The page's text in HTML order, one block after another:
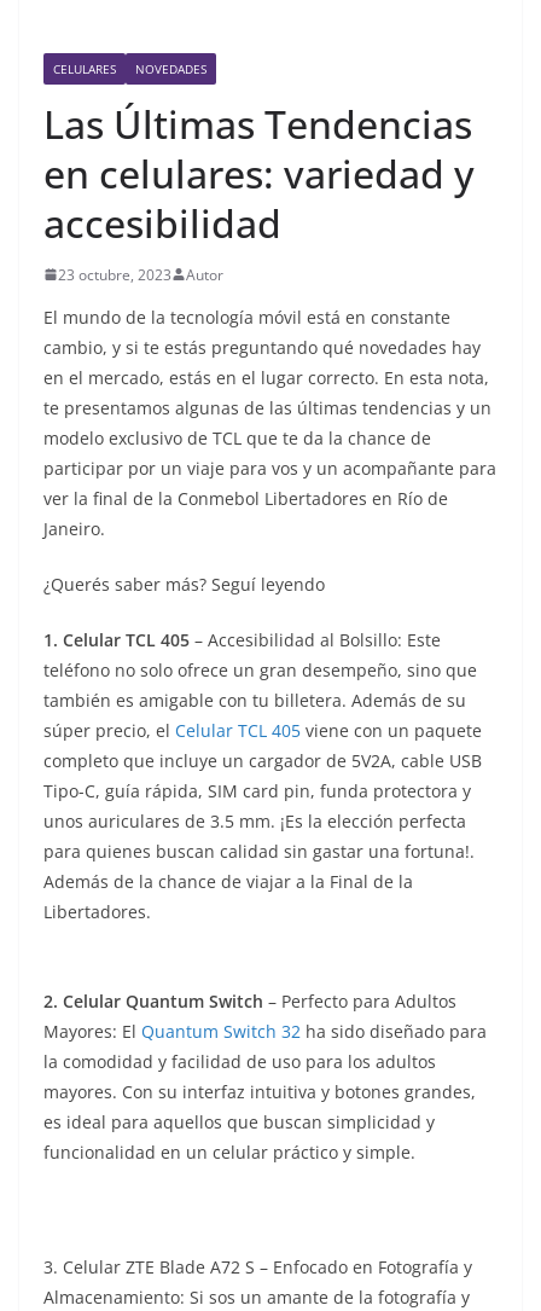
CELULARES NOVEDADES
Las Últimas Tendencias
en celulares: variedad y
accesibilidad
23 octubre, 2023 Autor
El mundo de la tecnología móvil está en constante
cambio, y si te estás preguntando qué novedades hay
en el mercado, estás en el lugar correcto. En esta nota,
te presentamos algunas de las últimas tendencias y un
modelo exclusivo de TCL que te da la chance de
participar por un viaje para vos y un acompañante para
ver la final de la Conmebol Libertadores en Río de
Janeiro.
¿Querés saber más? Seguí leyendo
1. Celular TCL 405 – Accesibilidad al Bolsillo: Este
teléfono no solo ofrece un gran desempeño, sino que
también es amigable con tu billetera. Además de su
súper precio, el Celular TCL 405 viene con un paquete
completo que incluye un cargador de 5V2A, cable USB
Tipo-C, guía rápida, SIM card pin, funda protectora y
unos auriculares de 3.5 mm. ¡Es la elección perfecta
para quienes buscan calidad sin gastar una fortuna!.
Además de la chance de viajar a la Final de la
Libertadores.
2. Celular Quantum Switch – Perfecto para Adultos
Mayores: El Quantum Switch 32 ha sido diseñado para
la comodidad y facilidad de uso para los adultos
mayores. Con su interfaz intuitiva y botones grandes,
es ideal para aquellos que buscan simplicidad y
funcionalidad en un celular práctico y simple.
3. Celular ZTE Blade A72 S – Enfocado en Fotografía y
Almacenamiento: Si sos un amante de la fotografía y